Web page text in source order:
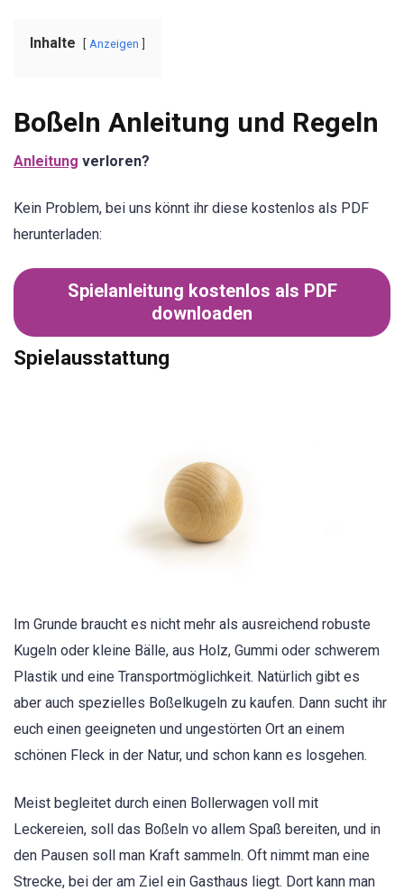
Inhalte Anzeigen
Boßeln Anleitung und Regeln
Anleitung verloren?
Kein Problem, bei uns könnt ihr diese kostenlos als PDF
herunterladen:
Spielanleitung kostenlos als PDF
downloaden
Spielausstattung
Im Grunde braucht es nicht mehr als ausreichend robuste
Kugeln oder kleine Bälle, aus Holz, Gummi oder schwerem
Plastik und eine Transportmöglichkeit. Natürlich gibt es
aber auch spezielles Boßelkugeln zu kaufen. Dann sucht ihr
euch einen geeigneten und ungestörten Ort an einem
schönen Fleck in der Natur, und schon kann es losgehen.
Meist begleitet durch einen Bollerwagen voll mit
Leckereien, soll das Boßeln vo allem Spaß bereiten, und in
den Pausen soll man Kraft sammeln. Oft nimmt man eine
Strecke, bei der am Ziel ein Gasthaus liegt. Dort kann man